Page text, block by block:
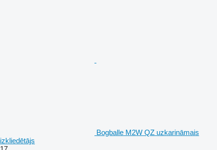
Bogballe M2W QZ uzkarināmais
izkliedētājs